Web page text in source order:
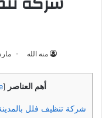
منه الله مارس
أهم العناصر [
شركة تنظيف فلل